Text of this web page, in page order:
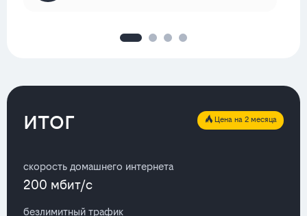
итог Цена на 2 месяца
скорость домашнего интернета
200 мбит/с
безлимитный трафик